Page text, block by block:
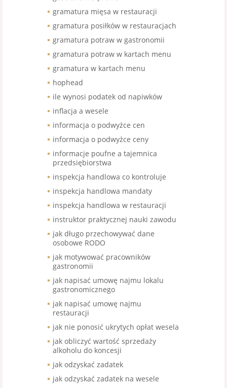
gramatura mięsa w restauracji
gramatura posiłków w restauracjach
gramatura potraw w gastronomii
gramatura potraw w kartach menu
gramatura w kartach menu
hophead
ile wynosi podatek od napiwków
inflacja a wesele
informacja o podwyżce cen
informacja o podwyżce ceny
informacje poufne a tajemnica
przedsiębiorstwa
inspekcja handlowa co kontroluje
inspekcja handlowa mandaty
inspekcja handlowa w restauracji
instruktor praktycznej nauki zawodu
jak długo przechowywać dane
osobowe RODO
jak motywować pracowników
gastronomii
jak napisać umowę najmu lokalu
gastronomicznego
jak napisać umowę najmu
restauracji
jak nie ponosić ukrytych opłat wesela
jak obliczyć wartość sprzedaży
alkoholu do koncesji
jak odzyskać zadatek
jak odzyskać zadatek na wesele